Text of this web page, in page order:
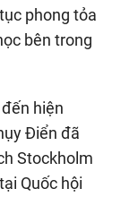
phong tỏa
bên trong
hiện
Điển đã
Stockholm
Quốc hội